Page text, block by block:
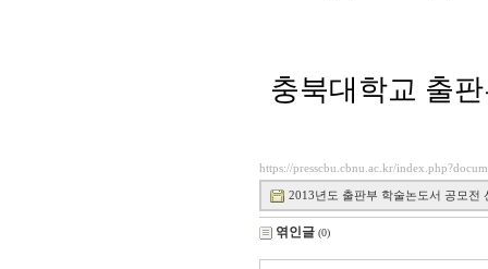
충북대학교 출
https://presscbu.cbnu.ac.kr/
2013년도 출판부 학술논도서 공모
엮인글 (0)